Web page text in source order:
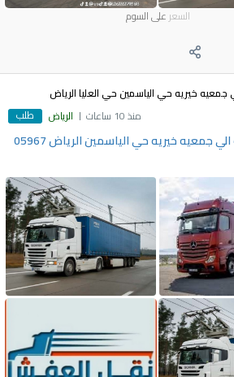
السعر على السوم
جمعيه خيريه حي الياسمين حي العليا الرياض
منذ 10 ساعات
الرياض طلب
دينا توصيل اثاث الي جمعيه خيريه حي الياسمين الرياض 05967